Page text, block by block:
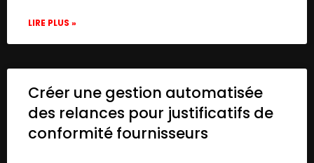
        "googleDriveOAuth2Api": {
        }
      "typeVersion": 3
    },
    {
LIRE PLUS »
Créer une gestion automatisée
des relances pour justificatifs de
conformité fournisseurs